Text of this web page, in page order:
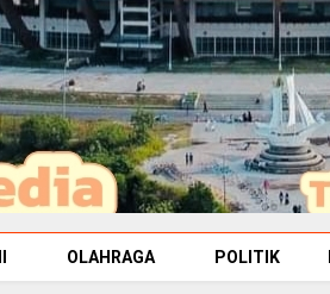
OLAHRAGA POLITIK